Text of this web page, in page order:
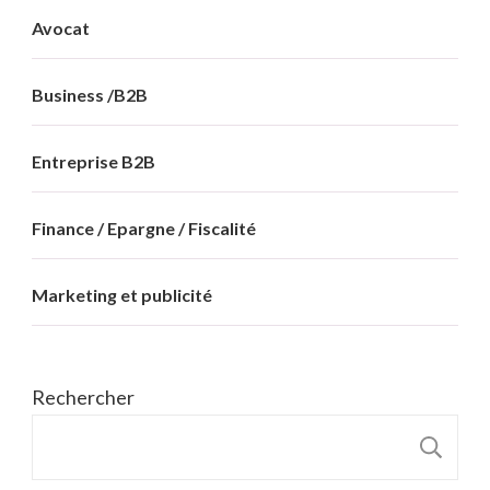
Avocat
Business /B2B
Entreprise B2B
Finance / Epargne / Fiscalité
Marketing et publicité
Rechercher